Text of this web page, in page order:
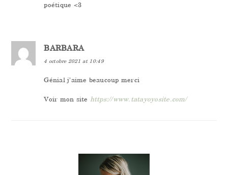
poétique <3
BARBARA
4 octobre 2021 at 10:49
Génial j’aime beaucoup merci
Voir mon site https://www.tatayoyosite.com/